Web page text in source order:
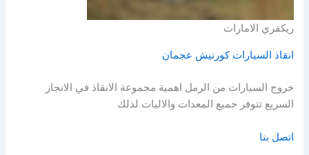
ريكفري الامارات
انقاذ السيارات كورنيش عجمان
خروج السيارات من الرمل اهمية مجموعة الانقاذ في الانجاز
السريع تتوفر حميع المعدات والاليات لذلك
اتصل بنا